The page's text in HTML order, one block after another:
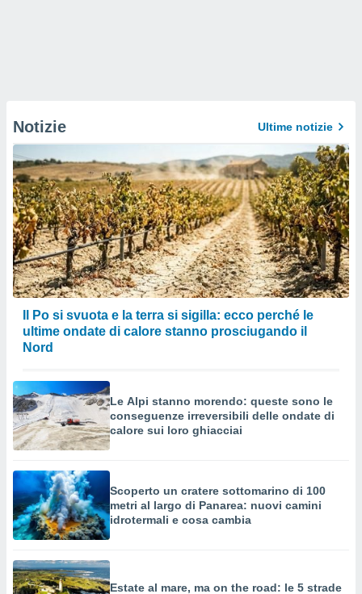
Notizie Ultime notizie
Il Po si svuota e la terra si sigilla: ecco perché le
ultime ondate di calore stanno prosciugando il
Nord
Le Alpi stanno morendo: queste sono le
conseguenze irreversibili delle ondate di
calore sui loro ghiacciai
Scoperto un cratere sottomarino di 100
metri al largo di Panarea: nuovi camini
idrotermali e cosa cambia
Estate al mare, ma on the road: le 5 strade